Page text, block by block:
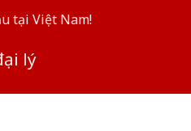
tại Việt Nam!
lý